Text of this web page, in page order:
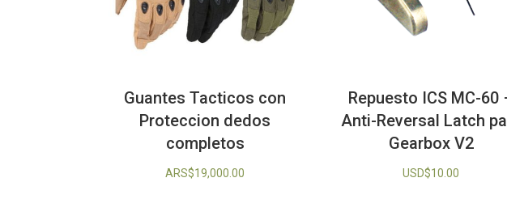
Guantes Tacticos con
Proteccion dedos
completos
ARS$19,000.00
Repuesto ICS MC-60
Anti-Reversal Latch
Gearbox V2
USD$10.00